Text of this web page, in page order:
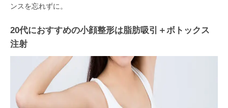
ンスを忘れずに。
20代におすすめの小顔整形は脂肪吸引＋ボトックス
注射